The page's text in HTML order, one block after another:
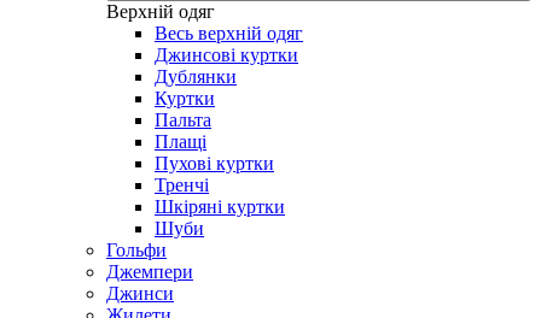
Верхній одяг
Весь верхній одяг
Джинсові куртки
Дублянки
Куртки
Пальта
Плащі
Пухові куртки
Тренчі
Шкіряні куртки
Шуби
Гольфи
Джемпери
Джинси